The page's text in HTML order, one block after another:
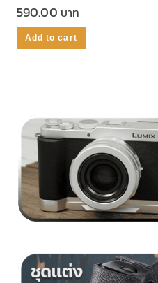
590.00
Add to cart